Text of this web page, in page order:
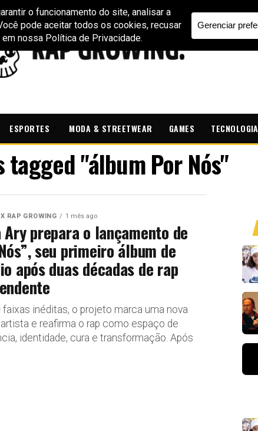
ESPORTES MODA & STREETWEAR GAMES TECNOLOGIA
tagged "álbum Por Nós"
RAP GROWING 1 mês ago
prepara o lançamento de
seu primeiro álbum de
após duas décadas de rap
faixas inéditas, o projeto marca uma nova
e reafirma o rap como espaço de
identidade, cura e transformação. Após